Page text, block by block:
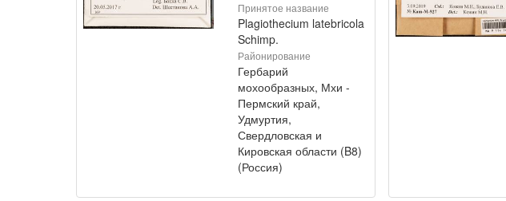
Принятое название
Plagiothecium latebricola
Schimp.
Районирование
Гербарий
мохообразных, Мхи -
Пермский край,
Удмуртия,
Свердловская и
Кировская области (B8)
(Россия)